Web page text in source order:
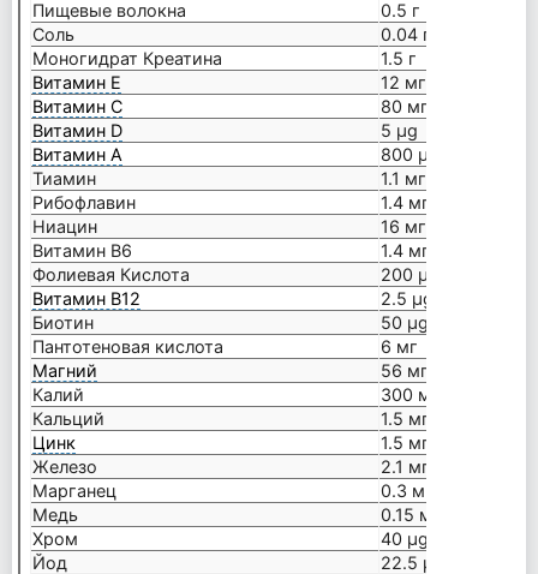
Пищевые волокна
0.5 г
Соль
0.04 г
Моногидрат Креатина
1.5 г
Витамин E
12 мг
Витамин C
80 мг
Витамин D
5 µg
Витамин A
800 µg
Тиамин
1.1 мг
Рибофлавин
1.4 мг
Ниацин
16 мг
Витамин B6
1.4 мг
Фолиевая Кислота
200 µg
Витамин B12
2.5 µg
Биотин
50 µg
Пантотеновая кислота
6 мг
Магний
56 мг
Калий
300 мг
Кальций
1.5 мг
Цинк
1.5 мг
Железо
2.1 мг
Марганец
0.3 мг
Медь
0.15 мг
Хром
40 µg
Йод
22.5 µg